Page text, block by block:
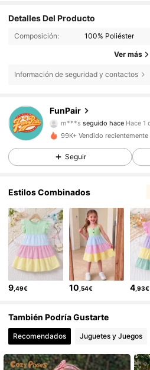
Detalles Del Producto
Composición: 100% Poliéster
Ver más
Información de seguridad y contactos
FunPair
m***s seguido hace
f***restá navegando
4,80
31K Seguidores
4,80 31K Seguidores
4,80 31K Seguidores
31K Seguidores
4,80 31K Seguidores
99K+ Vendido recientemente
Seguir
Estilos Combinados
9 ,49€ 10 ,54€ 4,93€
También Podría Gustarte
Recomendados Juguetes y Juegos